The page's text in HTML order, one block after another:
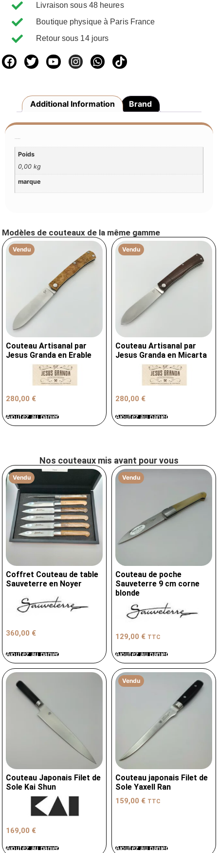
Livraison sous 48 heures
Boutique physique à Paris France
Retour sous 14 jours
Additional Information Brand
Poids
0,00 kg
marque
Modèles de couteaux de la même gamme
Vendu
Couteau Artisanal par
Jesus Granda en Erable
280,00 €
Ajoutez au panier
Vendu
Couteau Artisanal par
Jesus Granda en Micarta
280,00 €
Ajoutez au panier
Nos couteaux mis avant pour vous
Vendu
Coffret Couteau de table
Sauveterre en Noyer
360,00 €
Ajoutez au panier
Vendu
Couteau de poche
Sauveterre 9 cm corne
blonde
129,00 € TTC
Ajoutez au panier
Couteau Japonais Filet de
Sole Kai Shun
169,00 €
Ajoutez au panier
Vendu
Couteau japonais Filet de
Sole Yaxell Ran
159,00 € TTC
Ajoutez au panier